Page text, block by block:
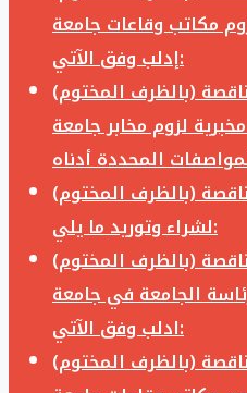
مكاتب وقاعات جامعة
إدلب وفق الآتي:
(بالظرف المختوم)
لزوم مخابر جامعة
(بالظرف المختوم)
لشراء وتوريد ما يلي:
(بالظرف المختوم)
الجامعة في جامعة
ادلب وفق الآتي:
(بالظرف المختوم)